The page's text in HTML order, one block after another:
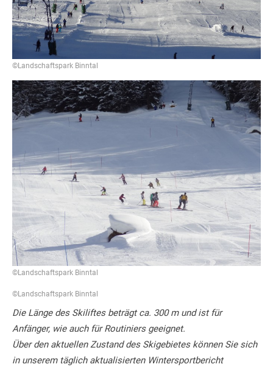
©Landschaftspark Binntal
©Landschaftspark Binntal
©Landschaftspark Binntal
Die Länge des Skiliftes beträgt ca. 300 m und ist für
Anfänger, wie auch für Routiniers geeignet.
Über den aktuellen Zustand des Skigebietes können Sie sich
in unserem täglich aktualisierten Wintersportbericht